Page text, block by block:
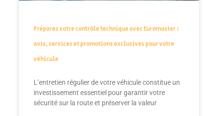
Préparez votre contrôle technique avec Euromaster :
avis, services et promotions exclusives pour votre
véhicule
L’entretien régulier de votre véhicule constitue un
investissement essentiel pour garantir votre
sécurité sur la route et préserver la valeur